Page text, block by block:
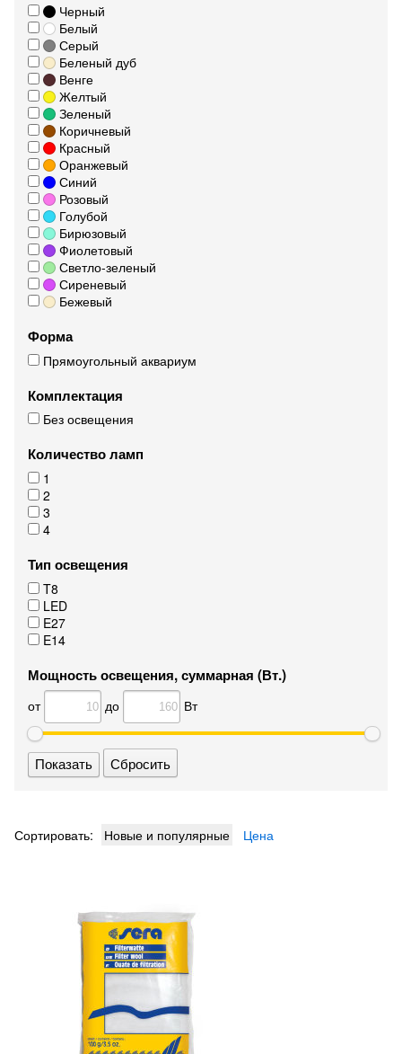
Черный
Белый
Серый
Беленый дуб
Венге
Желтый
Зеленый
Коричневый
Красный
Оранжевый
Синий
Розовый
Голубой
Бирюзовый
Фиолетовый
Светло-зеленый
Сиреневый
Бежевый
Форма
Прямоугольный аквариум
Комплектация
Без освещения
Количество ламп
1
2
3
4
Тип освещения
T8
LED
E27
E14
Мощность освещения, суммарная (Вт.)
от до Вт
Сбросить
Сортировать: Новые и популярные Цена